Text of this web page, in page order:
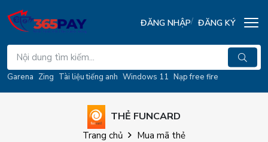
Garena Zing Tài liệu tiếng anh Windows 11 Nạp free fire
ĐĂNG NHẬP ĐĂNG KÝ
THẺ FUNCARD
Trang chủ Mua mã thẻ